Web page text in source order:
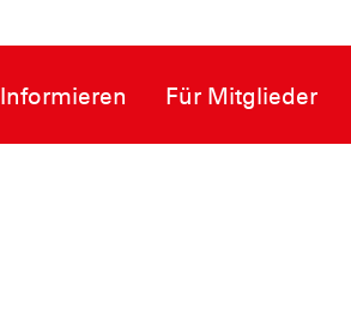
Informieren Für Mitglieder